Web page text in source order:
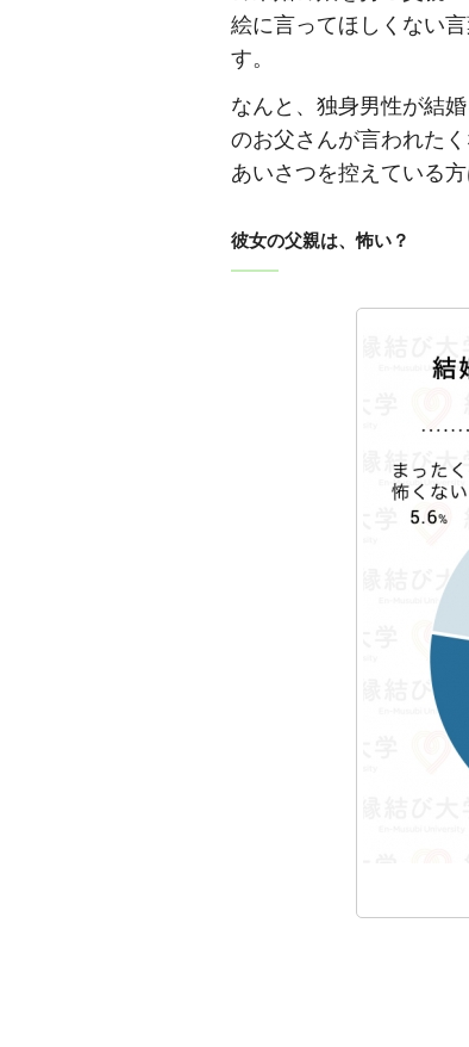
絵に言ってほしくない
す。
なんと、独身男性が結
のお父さんが言われた
あいさつを控えている
彼女の父親は、怖い？